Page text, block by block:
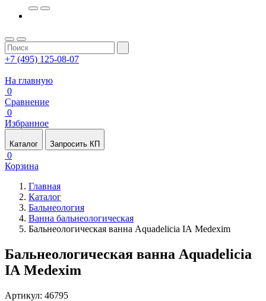
+7 (495) 125-08-07
На главную
0
Сравнение
0
Избранное
Каталог Запросить КП
0
Корзина
Главная
Каталог
Бальнеология
Ванна бальнеологическая
Бальнеологическая ванна Aquadelicia IА Medexim
Бальнеологическая ванна Aquadelicia
IА Medexim
Артикул: 46795